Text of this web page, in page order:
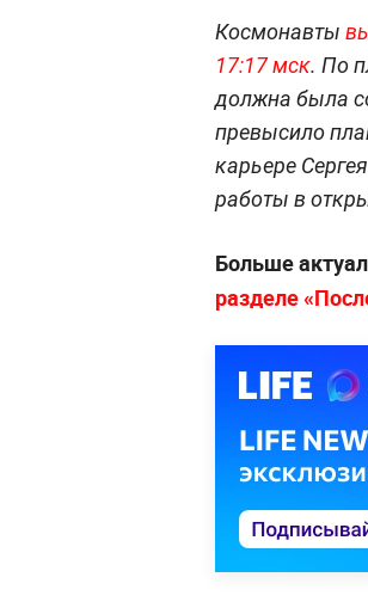
Космонавты
17:17 мск. По
должна была
превысило
карьере
работы в
Больше
разделе